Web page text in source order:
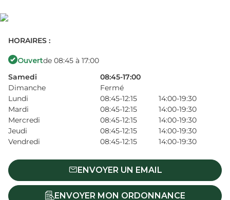
HORAIRES :
Ouvertde 08:45 à 17:00
Samedi
08:45-17:00
Dimanche
Fermé
Lundi
08:45-12:15
14:00-19:30
Mardi
08:45-12:15
14:00-19:30
Mercredi
08:45-12:15
14:00-19:30
Jeudi
08:45-12:15
14:00-19:30
Vendredi
08:45-12:15 14:00-19:30
ENVOYER UN EMAIL
ENVOYER MON ORDONNANCE